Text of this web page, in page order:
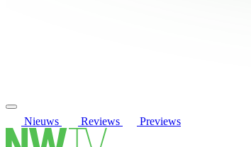
Nieuws Reviews Previews